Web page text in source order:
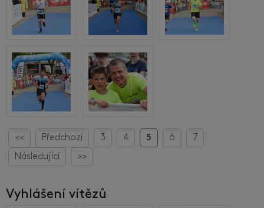
<< Předchozí 3 4 5 6
7
Následující
>>
Vyhlášení vítězů